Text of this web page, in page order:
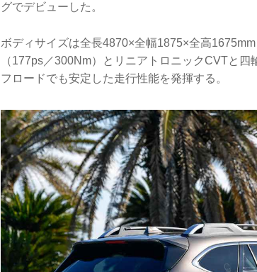
グでデビューした。
ボディサイズは全長4870×全幅1875×全高
（177ps／300Nm）とリニアトロニックCVTと
フロードでも安定した走行性能を発揮する。